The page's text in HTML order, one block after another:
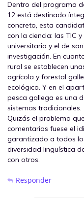
Dentro del programa
12 está destinado
concreto, esta
con la ciencia: las TIC
universitaria y el de
investigación. En
rural se establecen
agrícola y forestal
ecológico. Y en el
pesca gallega es una
sistemas tradicionales.
Quizás el problema
comentarios fuese el
garantizado a todos
diversidad lingüística
con otros.
Responder